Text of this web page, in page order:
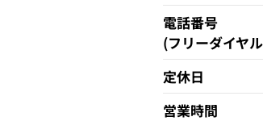
電話番号
(フリーダイヤ
定休日
営業時間